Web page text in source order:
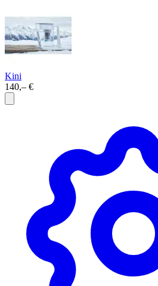
Kini
140,– €